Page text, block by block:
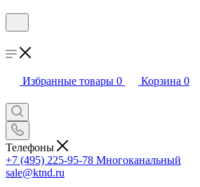
Избранные товары 0 Корзина 0
Телефоны
+7 (495) 225-95-78 Многоканальный
sale@ktnd.ru